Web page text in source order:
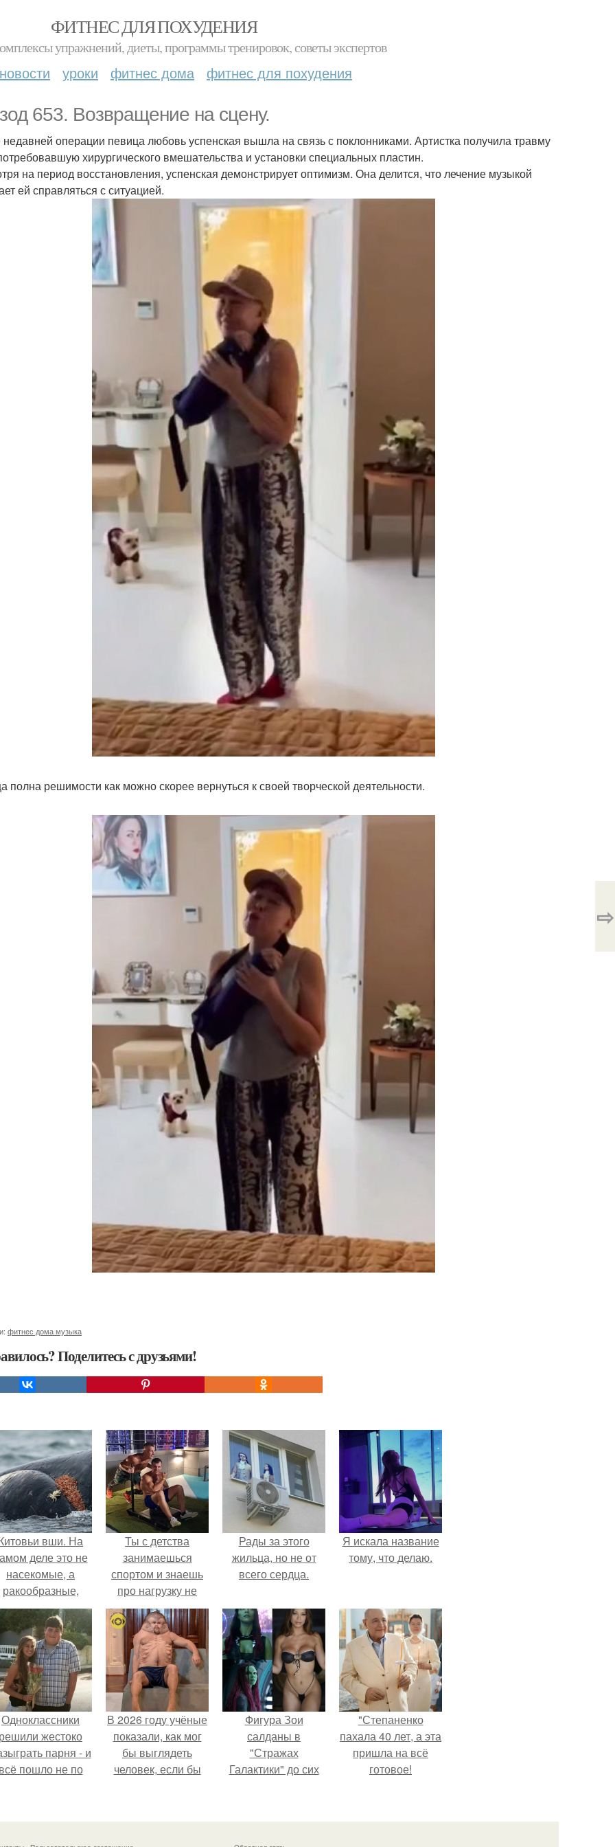
ФИТНЕС ДЛЯ ПОХУДЕНИЯ
упражнений, диеты, программы тренировок, советы экспертов
новости уроки фитнес дома фитнес для похудения
653. Возвращение на сцену.
операции певица любовь успенская вышла на связь с поклонниками. Артистка получила травму
хирургического вмешательства и установки специальных пластин.
на период восстановления, успенская демонстрирует оптимизм. Она делится, что лечение музыкой
ей справляться с ситуацией.
полна решимости как можно скорее вернуться к своей творческой деятельности.
фитнес дома музыка
Поделитесь с друзьями!
⇨
вши. На
деле это не
насекомые, а
ракообразные,
относящиеся к
бокоплавам.
Ты с детства
занимаешься
спортом и знаешь
про нагрузку не
понаслышке.
Рады за этого
жильца, но не от
всего сердца.
Я искала название
тому, что делаю.
Одноклассники
решили жестоко
парня - и
всё пошло не по
В 2026 году учёные
показали, как мог
бы выглядеть
человек, если бы
специально для
Фигура Зои
салданы в
"Стражах
Галактики" до сих
"Степаненко
пахала 40 лет, а эта
пришла на всё
готовое!